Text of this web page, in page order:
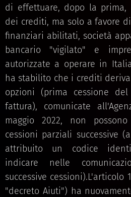
di effettuare, dopo la prima,
dei crediti, ma solo a favore
finanziari abilitati, società
bancario "vigilato" e
autorizzate a operare in
ha stabilito che i crediti
opzioni (prima cessione
fattura), comunicate
maggio 2022, non
cessioni parziali successive
attribuito un codice
indicare nelle
successive
"decreto Aiuti") ha